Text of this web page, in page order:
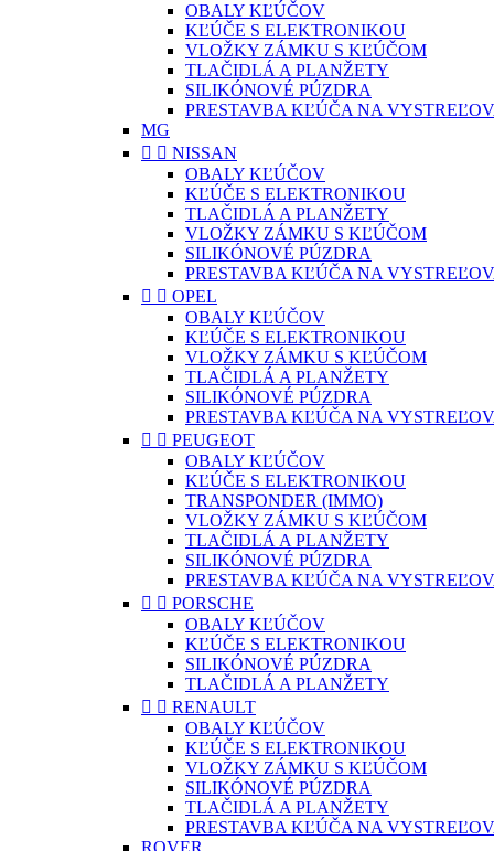
OBALY KĽÚČOV
KĽÚČE S ELEKTRONIKOU
VLOŽKY ZÁMKU S KĽÚČOM
TLAČIDLÁ A PLANŽETY
SILIKÓNOVÉ PÚZDRA
PRESTAVBA KĽÚČA NA
MG
  NISSAN
OBALY KĽÚČOV
KĽÚČE S ELEKTRONIKOU
TLAČIDLÁ A PLANŽETY
VLOŽKY ZÁMKU S KĽÚČOM
SILIKÓNOVÉ PÚZDRA
PRESTAVBA KĽÚČA NA
  OPEL
OBALY KĽÚČOV
KĽÚČE S ELEKTRONIKOU
VLOŽKY ZÁMKU S KĽÚČOM
TLAČIDLÁ A PLANŽETY
SILIKÓNOVÉ PÚZDRA
PRESTAVBA KĽÚČA NA
  PEUGEOT
OBALY KĽÚČOV
KĽÚČE S ELEKTRONIKOU
TRANSPONDER (IMMO)
VLOŽKY ZÁMKU S KĽÚČOM
TLAČIDLÁ A PLANŽETY
SILIKÓNOVÉ PÚZDRA
PRESTAVBA KĽÚČA NA
  PORSCHE
OBALY KĽÚČOV
KĽÚČE S ELEKTRONIKOU
SILIKÓNOVÉ PÚZDRA
TLAČIDLÁ A PLANŽETY
  RENAULT
OBALY KĽÚČOV
KĽÚČE S ELEKTRONIKOU
VLOŽKY ZÁMKU S KĽÚČOM
SILIKÓNOVÉ PÚZDRA
TLAČIDLÁ A PLANŽETY
PRESTAVBA KĽÚČA NA
ROVER